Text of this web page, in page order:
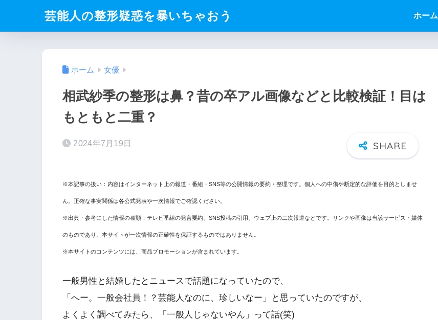
芸能人の整形疑惑を暴いちゃおう ホーム
ホーム 女優
相武紗季の整形は鼻？昔の卒アル画像などと比較検証！目は
もともと二重？
2024年7月19日
※本記事の扱い：内容はインターネット上の報道・番組・SNS等の公開情報の要約・整理です。個人への中傷や断定的な評価を目的としませ
ん。正確な事実関係は各公式発表や一次情報でご確認ください。
※出典・参考にした情報の種類：テレビ番組の発言要約、SNS投稿の引用、ウェブ上の二次報道などです。リンクや画像は当該サービス・媒体
のものであり、本サイトが一次情報の正確性を保証するものではありません。
※本サイトのコンテンツには、商品プロモーションが含まれています。
一般男性と結婚したとニュースで話題になっていたので、
「へー。一般会社員！？芸能人なのに、珍しいなー」と思っていたのですが、
よくよく調べてみたら、「一般人じゃないやん」って話(笑)